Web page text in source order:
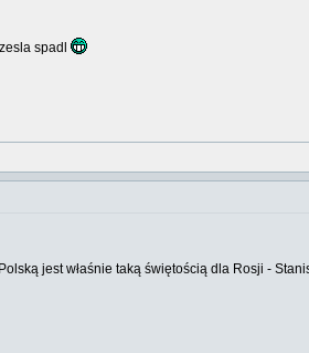
spadl
jest właśnie taką świętością dla Rosji -